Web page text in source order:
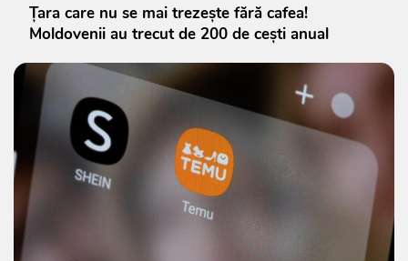
Țara care nu se mai trezește fără cafea!
Moldovenii au trecut de 200 de cești anual